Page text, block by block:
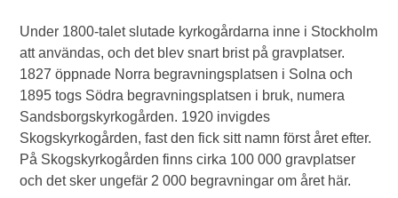
Under 1800-talet slutade kyrkogårdarna inne i Stockholm
att användas, och det blev snart brist på gravplatser.
1827 öppnade Norra begravningsplatsen i Solna och
1895 togs Södra begravningsplatsen i bruk, numera
Sandsborgskyrkogården. 1920 invigdes
Skogskyrkogården, fast den fick sitt namn först året efter.
På Skogskyrkogården finns cirka 100 000 gravplatser
och det sker ungefär 2 000 begravningar om året här.